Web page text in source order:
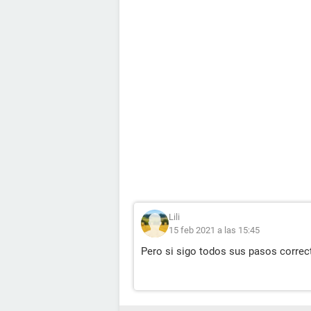
Lili
15 feb 2021 a las 15:45
Pero si sigo todos sus pasos